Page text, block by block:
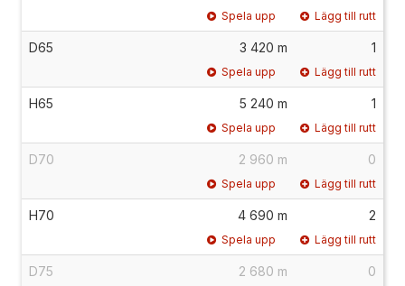
Spela upp Lägg till rutt
D65 3 420 m 1
Spela upp Lägg till rutt
H65 5 240 m 1
Spela upp Lägg till rutt
D70 2 960 m 0
Spela upp Lägg till rutt
H70 4 690 m 2
Spela upp Lägg till rutt
D75 2 680 m 0